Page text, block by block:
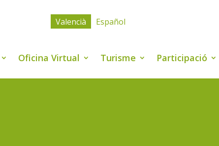
Valencià Español
Oficina Virtual Turisme Participació